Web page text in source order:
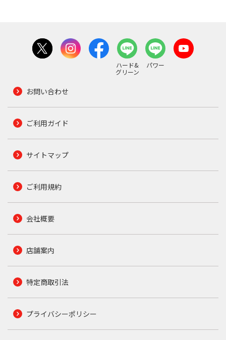
ハード&
グリーン
パワー
お問い合わせ
ご利用ガイド
サイトマップ
ご利用規約
会社概要
店舗案内
特定商取引法
プライバシーポリシー